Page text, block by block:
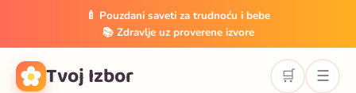
🍼 Pouzdani saveti za trudnoću i bebe
📚 Zdravlje uz proverene izvore
Tvoj Izbor 🛒 ☰